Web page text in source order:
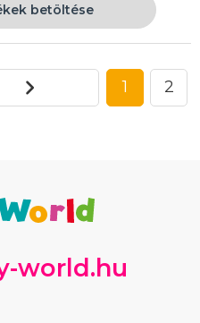
betöltése
1 2
world.hu